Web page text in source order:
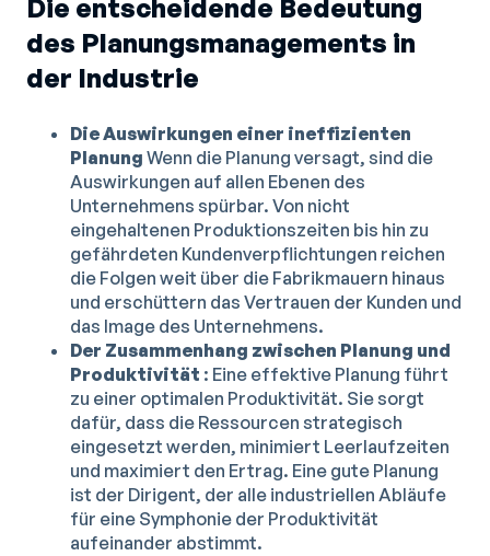
Die entscheidende Bedeutung
des Planungsmanagements in
der Industrie
Die Auswirkungen einer ineffizienten
Planung Wenn die Planung versagt, sind die
Auswirkungen auf allen Ebenen des
Unternehmens spürbar. Von nicht
eingehaltenen Produktionszeiten bis hin zu
gefährdeten Kundenverpflichtungen reichen
die Folgen weit über die Fabrikmauern hinaus
und erschüttern das Vertrauen der Kunden und
das Image des Unternehmens.
Der Zusammenhang zwischen Planung und
Produktivität : Eine effektive Planung führt
zu einer optimalen Produktivität. Sie sorgt
dafür, dass die Ressourcen strategisch
eingesetzt werden, minimiert Leerlaufzeiten
und maximiert den Ertrag. Eine gute Planung
ist der Dirigent, der alle industriellen Abläufe
für eine Symphonie der Produktivität
aufeinander abstimmt.